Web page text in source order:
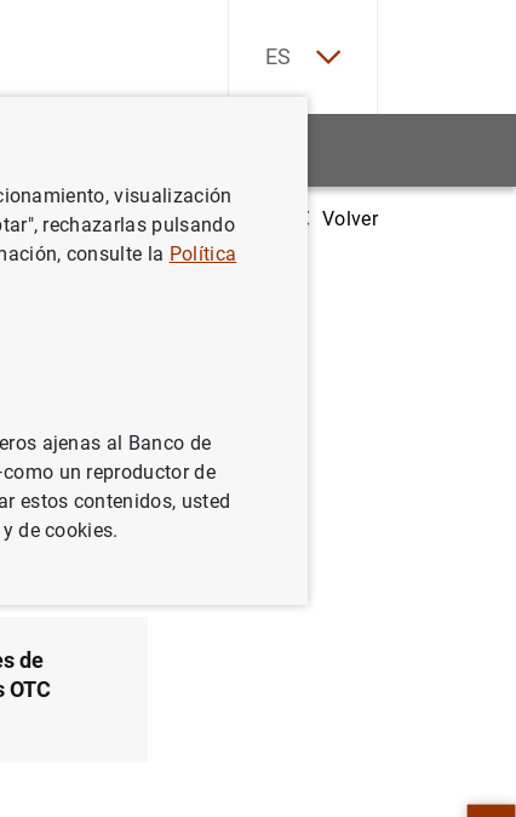
ES
Resultados de la encuesta de marzo de 2024 sobre las condiciones
Volver
de
visualización
rechazarlas pulsando
consulte la Política
ajenas al Banco de
un reproductor de
estos contenidos, usted
de cookies.